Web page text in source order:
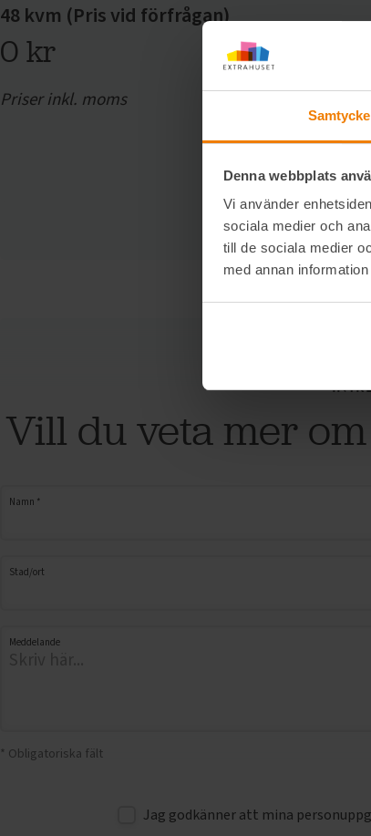
Samtycke
Denna webbplats
Vi använder
sociala medier och
till de sociala medier
med annan
48 kvm (Pris vid förfrågan)
0 kr
Priser inkl. moms
Vill du veta mer
Namn *
Stad/ort
Meddelande
* Obligatoriska fält
Jag godkänner att mina